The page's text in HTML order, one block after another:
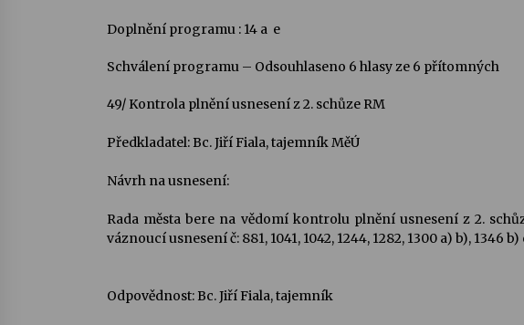
Doplnění programu : 14 a  e
Schválení programu – Odsouhlaseno 6 hlasy ze 6 přítomných
49/ Kontrola plnění usnesení z 2. schůze RM
Předkladatel: Bc. Jiří Fiala, tajemník MěÚ
Návrh na usnesení:
Rada města bere na vědomí kontrolu plnění usnesení z 2.
váznoucí usnesení č: 881, 1041, 1042, 1244, 1282, 1300 a) b), 1346 b)
Odpovědnost: Bc. Jiří Fiala, tajemník